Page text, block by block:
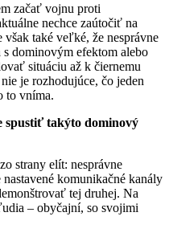
začať vojnu proti
nechce zaútočiť na
také veľké, že nesprávne
dominovým efektom alebo
situáciu až k čiernemu
je rozhodujúce, čo jeden
to vníma.
spustiť takýto dominový
strany elít: nesprávne
komunikačné kanály
tej druhej. Na
– obyčajní, so svojimi